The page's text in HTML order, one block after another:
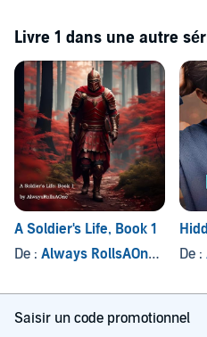
Livre 1 dans une autre
A Soldier's Life, Book 1
De : Always RollsAOne , et De :
Saisir un code promotionnel